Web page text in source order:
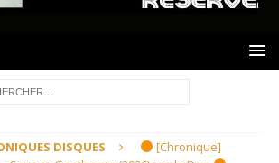
DISQUES
[Chronique]